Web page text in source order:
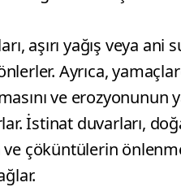
aşırı yağış veya
Ayrıca,
ve erozyonunun
İstinat duvarları,
ve çöküntülerin